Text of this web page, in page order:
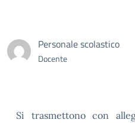
Personale scolastico
Docente
Si trasmettono con